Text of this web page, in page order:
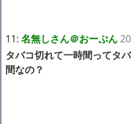
11: 名無しさん＠おーぷん
タバコ切れて一時間ってタ
間なの？